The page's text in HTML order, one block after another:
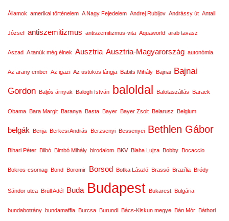
Államok amerikai történelem A Nagy Fejedelem Andrej Rubljov Andrássy út Antall
József antiszemitizmus antiszemitizmus-vita Aquaworld arab tavasz
Aszad A tanúk még élnek Ausztria Ausztria-Magyarország autonómia
Az arany ember Az igazi Az üstökös lángja Babits Mihály Bajnai Bajnai
Gordon
Baljós árnyak Balogh István baloldal Balotaszállás Barack
Obama Bara Margit Baranya Basta Bayer Bayer Zsolt Belarusz Belgium
belgák Berija Berkesi András Berzsenyi Bessenyei Bethlen Gábor
Bihari Péter Bilbó Bimbó Mihály birodalom BKV Blaha Lujza Bobby Bocaccio
Bokros-csomag Bond Boromir Borsod Botka László Brassó Brazília Bródy
Sándor utca Brüll Adél Buda Budapest Bukarest Bulgária
bundabotrány bundamaffia Burcsa Burundi Bács-Kiskun megye Bán Mór Báthori